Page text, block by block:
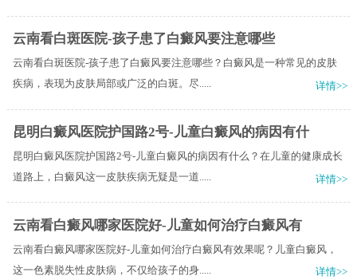
云南看白斑医院-孩子患了白癜风要注意哪些
云南看白斑医院-孩子患了白癜风要注意哪些？白癜风是一种常见的皮肤
疾病，表现为皮肤局部或广泛的白斑。尽.....
详情>>
昆明白癜风医院护国路2号-儿童白癜风的病因有什
昆明白癜风医院护国路2号-儿童白癜风的病因有什么？在儿童的健康成长
道路上，白癜风这一皮肤疾病无疑是一道.....
详情>>
云南看白癜风哪家医院好-儿童如何治疗白癜风有
云南看白癜风哪家医院好-儿童如何治疗白癜风有效果呢？儿童白癜风，
这一色素脱失性皮肤病，不仅给孩子的身.....
详情>>